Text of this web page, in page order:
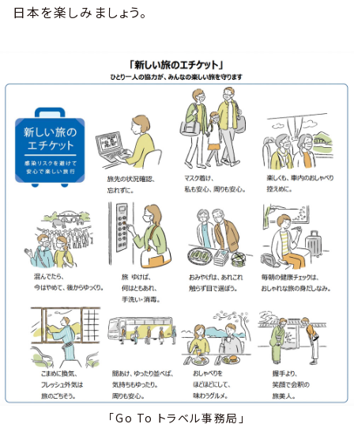
日本を楽しみましょう。
「Go To トラベル事務局」